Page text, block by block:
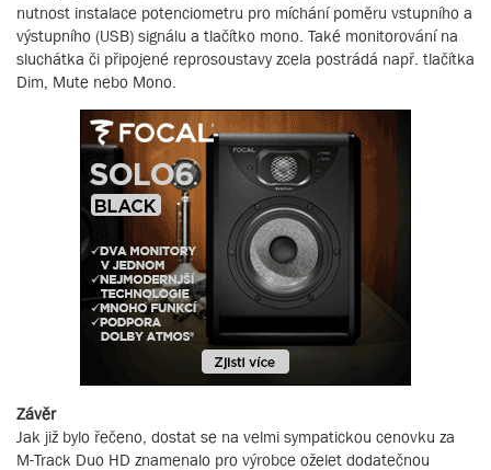
nutnost instalace potenciometru pro míchání poměru vstupního a
výstupního (USB) signálu a tlačítko mono. Také monitorování na
sluchátka či připojené reprosoustavy zcela postrádá např. tlačítka
Dim, Mute nebo Mono.
Závěr
Jak již bylo řečeno, dostat se na velmi sympatickou cenovku za
M-Track Duo HD znamenalo pro výrobce oželet dodatečnou